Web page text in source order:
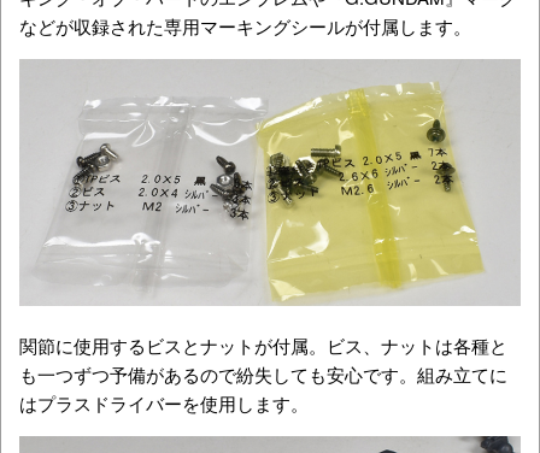
などが収録された専用マーキングシールが付属します。
関節に使用するビスとナットが付属。ビス、ナットは各種と
も一つずつ予備があるので紛失しても安心です。組み立てに
はプラスドライバーを使用します。